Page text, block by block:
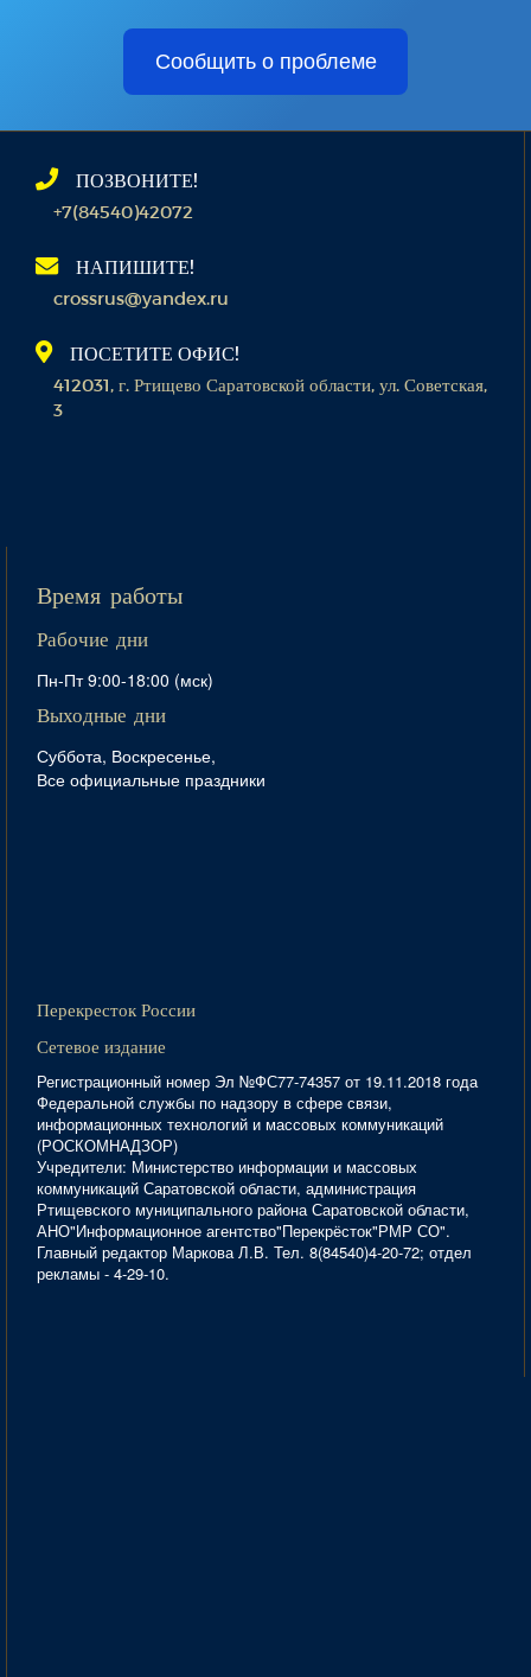
Сообщить о проблеме
ПОЗВОНИТЕ!
+7(84540)42072
НАПИШИТЕ!
crossrus@yandex.ru
ПОСЕТИТЕ ОФИС!
412031, г. Ртищево Саратовской области, ул. Советская,
3
Время работы
Рабочие дни
Пн-Пт 9:00-18:00 (мск)
Выходные дни
Суббота, Воскресенье,
Все официальные праздники
Перекресток России
Сетевое издание
Регистрационный номер Эл №ФС77-74357 от 19.11.2018 года
Федеральной службы по надзору в сфере связи,
информационных технологий и массовых коммуникаций
(РОСКОМНАДЗОР)
Учредители: Министерство информации и массовых
коммуникаций Саратовской области, администрация
Ртищевского муниципального района Саратовской области,
АНО"Информационное агентство"Перекрёсток"РМР СО".
Главный редактор Маркова Л.В. Тел. 8(84540)4-20-72; отдел
рекламы - 4-29-10.